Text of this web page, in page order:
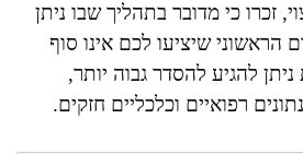
זכרו כי מדובר בתהליך שבו ניתן
הראשוני שיציעו לכם אינו סוף
להגיע להסדר גבוה יותר,
רפואיים וכלכליים חזקים.